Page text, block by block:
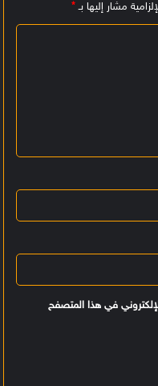
مشار إليها بـ*
في هذا المتصفح